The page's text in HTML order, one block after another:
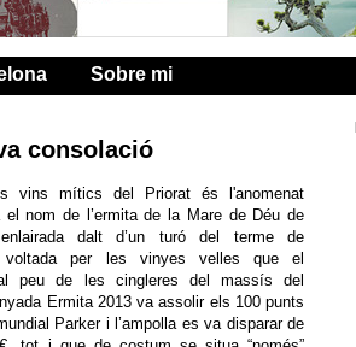
Sobre mi
consolació
vins mítics del Priorat és l'anomenat
el nom de l’ermita de la Mare de Déu de
enlairada dalt d’un turó del terme de
voltada per les vinyes velles que el
peu de les cingleres del massís del
Ermita 2013 va assolir els 100 punts
Parker i l’ampolla es va disparar de